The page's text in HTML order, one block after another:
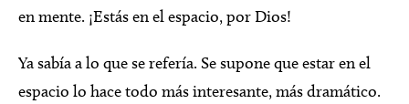
en mente. ¡Estás en el espacio, por Dios!
Ya sabía a lo que se refería. Se supone que estar en el
espacio lo hace todo más interesante, más dramático.